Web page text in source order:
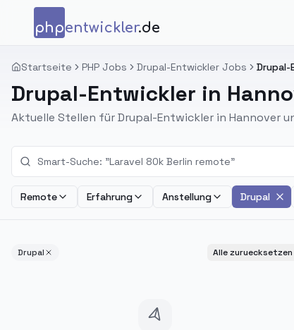
Zum Inhalt springen
phpentwickler.de
Startseite PHP Jobs Drupal-Entwickler Jobs Drupal-
Drupal-Entwickler in
Aktuelle Stellen für Drupal-Entwickler in Hannover
Remote Erfahrung Anstellung Drupal
Drupal Alle zuruecksetzen